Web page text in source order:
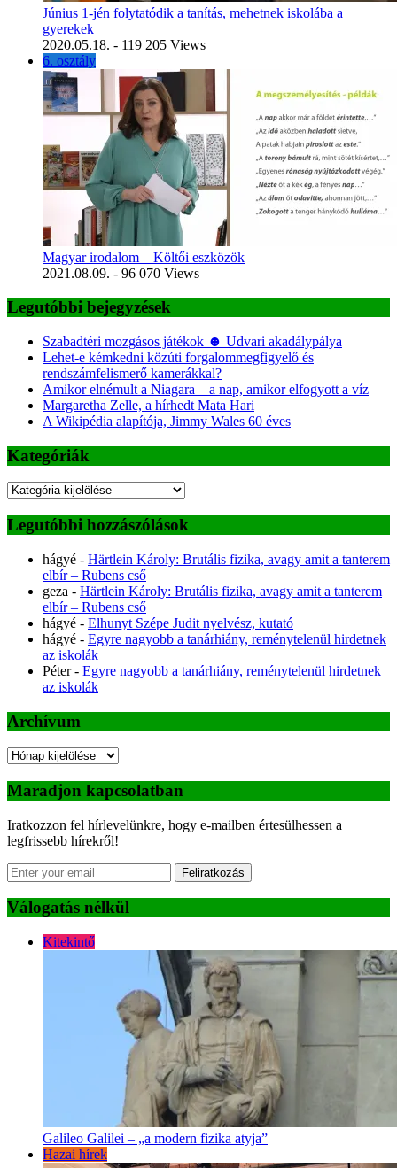
Június 1-jén folytatódik a tanítás, mehetnek iskolába a
gyerekek
2020.05.18. - 119 205 Views
6. osztály
Magyar irodalom – Költői eszközök
2021.08.09. - 96 070 Views
Legutóbbi bejegyzések
Szabadtéri mozgásos játékok ☻ Udvari akadálypálya
Lehet-e kémkedni közúti forgalommegfigyelő és
rendszámfelismerő kamerákkal?
Amikor elnémult a Niagara – a nap, amikor elfogyott a víz
Margaretha Zelle, a hírhedt Mata Hari
A Wikipédia alapítója, Jimmy Wales 60 éves
Kategóriák
Kategóriák
Legutóbbi hozzászólások
hágyé - Härtlein Károly: Brutális fizika, avagy amit a tanterem
elbír – Rubens cső
geza - Härtlein Károly: Brutális fizika, avagy amit a tanterem
elbír – Rubens cső
hágyé - Elhunyt Szépe Judit nyelvész, kutató
hágyé - Egyre nagyobb a tanárhiány, reménytelenül hirdetnek
az iskolák
Péter- Egyre nagyobb a tanárhiány, reménytelenül hirdetnek
az iskolák
Archívum
Archívum
Maradjon kapcsolatban
Iratkozzon fel hírlevelünkre, hogy e-mailben értesülhessen a
legfrissebb hírekről!
Feliratkozás
Válogatás nélkül
Kitekintő
Galileo Galilei – „a modern fizika atyja”
Hazai hírek